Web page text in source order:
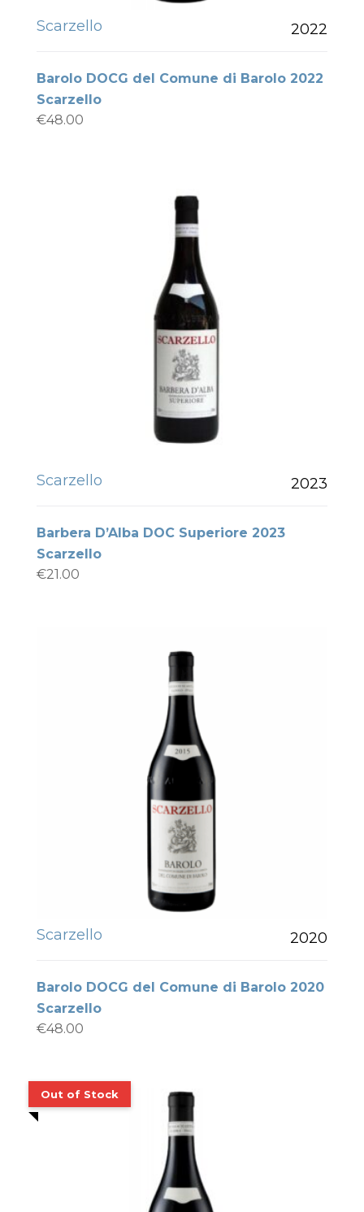
Scarzello 2022
Barolo DOCG del Comune di Barolo 2022
Scarzello
€48.00
Scarzello 2023
Barbera D’Alba DOC Superiore 2023
Scarzello
€21.00
Scarzello 2020
Barolo DOCG del Comune di Barolo 2020
Scarzello
€48.00